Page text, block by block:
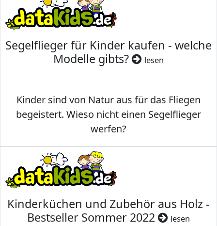
Segelflieger für Kinder kaufen - welche
Modelle gibts?
lesen
Kinder sind von Natur aus für das Fliegen
begeistert. Wieso nicht einen Segelflieger
werfen?
Kinderküchen und Zubehör aus Holz -
Bestseller Sommer 2022
lesen